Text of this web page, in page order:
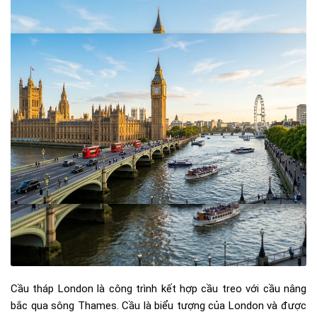
Cầu tháp London là công trình kết hợp cầu treo với cầu nâng
bắc qua sông Thames. Cầu là biểu tượng của London và được